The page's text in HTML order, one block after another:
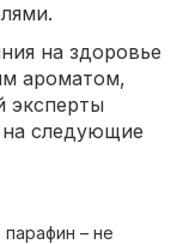
на здоровье
ароматом,
эксперты
следующие
– не